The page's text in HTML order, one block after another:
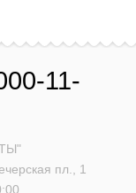
11-
пл., 1